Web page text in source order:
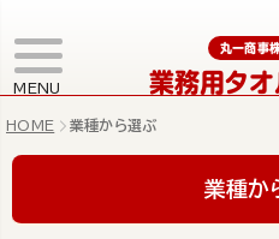
MENU
丸一商事
業務用タオ
HOME 業種から選ぶ
業種か